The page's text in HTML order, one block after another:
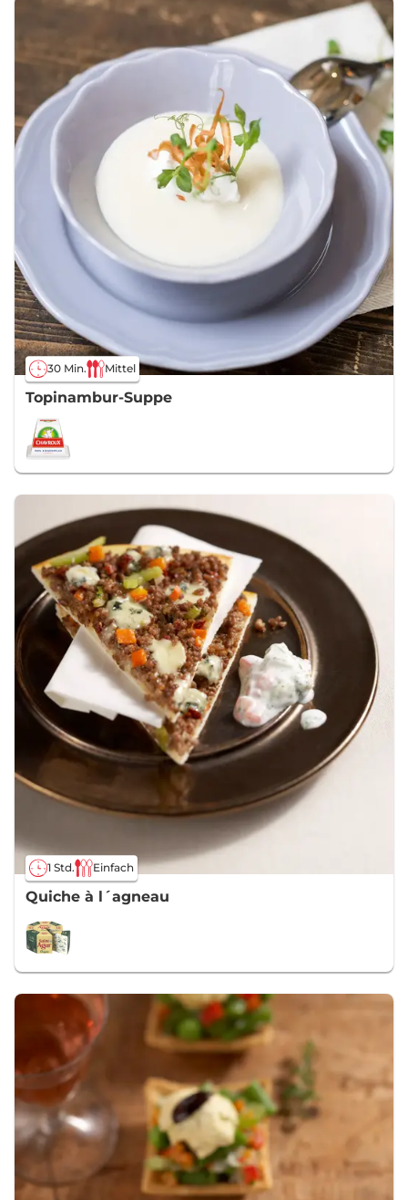
30 Min. Mittel
Topinambur-Suppe
1 Std. Einfach
Quiche à l´agneau